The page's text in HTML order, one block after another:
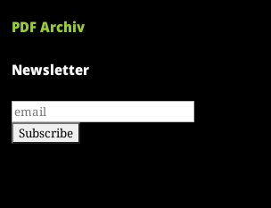
PDF Archiv
Newsletter